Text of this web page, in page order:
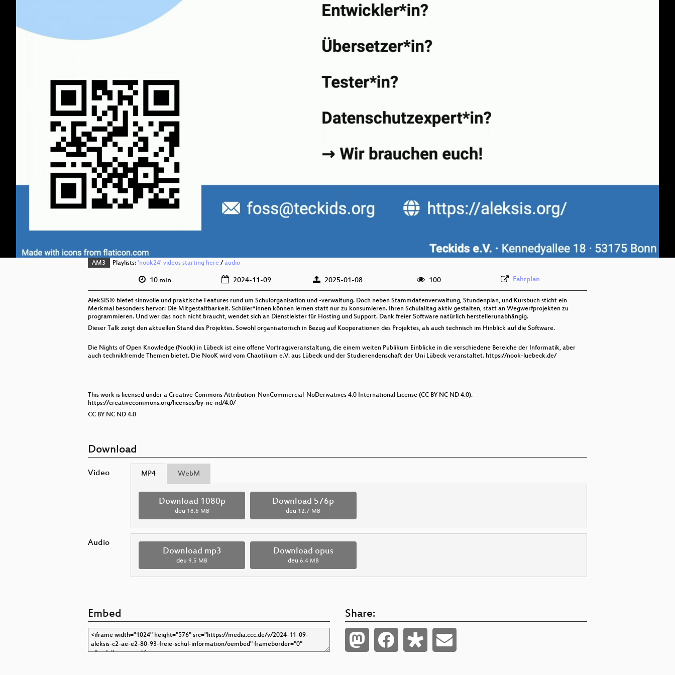
deu 1080p (mp4)
AM3 Playlists: 'nook24' videos starting here/ audio
10 min 2024-11-09 2025-01-08 100 Fahrplan
AlekSIS® bietet sinnvolle und praktische Features rund um Schulorganisation und -verwaltung. Doch neben Stammdatenverwaltung, Stundenplan, und Kursbuch sticht ein
Merkmal besonders hervor: Die Mitgestaltbarkeit. Schüler*innen können lernen statt nur zu konsumieren. Ihren Schulalltag aktiv gestalten, statt an Wegwerfprojekten zu
programmieren. Und wer das noch nicht braucht, wendet sich an Dienstleister für Hosting und Support. Dank freier Software natürlich herstellerunabhängig.
Dieser Talk zeigt den aktuellen Stand des Projektes. Sowohl organisatorisch in Bezug auf Kooperationen des Projektes, als auch technisch im Hinblick auf die Software.
Die Nights of Open Knowledge (Nook) in Lübeck ist eine offene Vortragsveranstaltung, die einem weiten Publikum Einblicke in die verschiedene Bereiche der Informatik, aber
auch technikfremde Themen bietet. Die NooK wird vom Chaotikum e.V. aus Lübeck und der Studierendenschaft der Uni Lübeck veranstaltet. https://nook-luebeck.de/
This work is licensed under a Creative Commons Attribution-NonCommercial-NoDerivatives 4.0 International License (CC BY NC ND 4.0).
https://creativecommons.org/licenses/by-nc-nd/4.0/
CC BY NC ND 4.0
Download
Video MP4 WebM
Download 1080p
deu 18.6 MB
Download 576p
deu 12.7 MB
Audio
Download mp3
deu 9.5 MB
Download opus
deu 6.4 MB
Embed Share: